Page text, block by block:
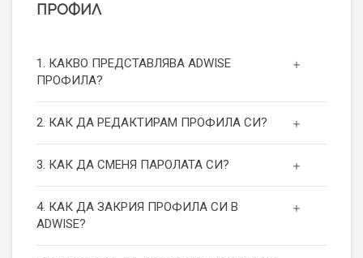
ПРОФИЛ
1. КАКВО ПРЕДСТАВЛЯВА ADWISE
ПРОФИЛА?
2. КАК ДА РЕДАКТИРАМ ПРОФИЛА СИ?
3. КАК ДА СМЕНЯ ПАРОЛАТА СИ?
4. КАК ДА ЗАКРИЯ ПРОФИЛА СИ В
ADWISE?